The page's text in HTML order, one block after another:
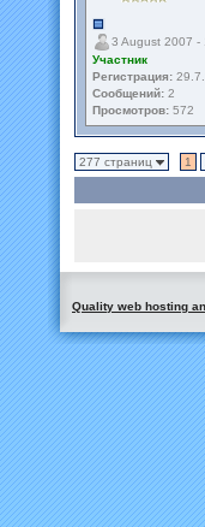
3 August 2007 -
Участник
Регистрация:
Сообщений: 2
Просмотров: 572
277 страниц 1
Quality web hosting